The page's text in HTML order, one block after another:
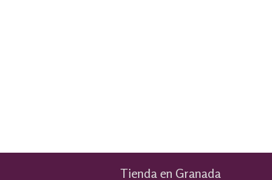
Tienda en Granada